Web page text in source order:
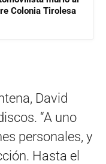
Colonia Tirolesa
David
“A uno
personales, y
Hasta el